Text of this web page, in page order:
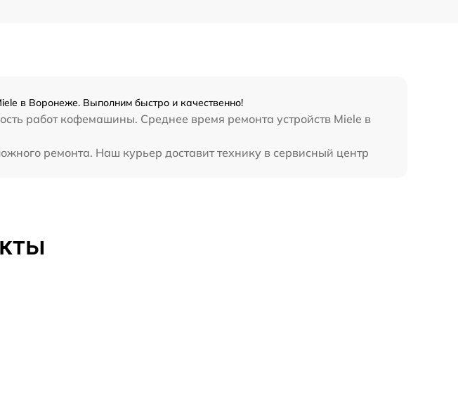
в Воронеже. Выполним быстро и качественно!
работ кофемашины. Среднее время ремонта устройств Miele в
ремонта. Наш курьер доставит технику в сервисный центр